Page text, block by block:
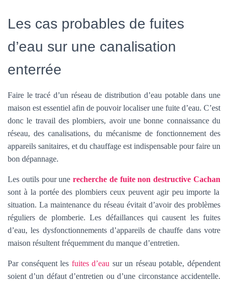
Les cas probables de fuites
d’eau sur une canalisation
enterrée
Faire le tracé d’un réseau de distribution d’eau potable dans une
maison est essentiel afin de pouvoir localiser une fuite d’eau. C’est
donc le travail des plombiers, avoir une bonne connaissance du
réseau, des canalisations, du mécanisme de fonctionnement des
appareils sanitaires, et du chauffage est indispensable pour faire un
bon dépannage.
Les outils pour unerecherche de fuite non destructive Cachan
sont à la portée des plombiers ceux peuvent agir peu importe la
situation. La maintenance du réseau évitait d’avoir des problèmes
réguliers de plomberie. Les défaillances qui causent les fuites
d’eau, les dysfonctionnements d’appareils de chauffe dans votre
maison résultent fréquemment du manque d’entretien.
Par conséquent les fuites d’eau sur un réseau potable, dépendent
soient d’un défaut d’entretien ou d’une circonstance accidentelle.